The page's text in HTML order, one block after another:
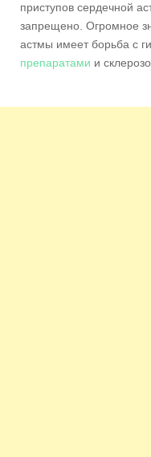
приступов сердечной
запрещено. Огромное
астмы имеет борьба с
препаратами и